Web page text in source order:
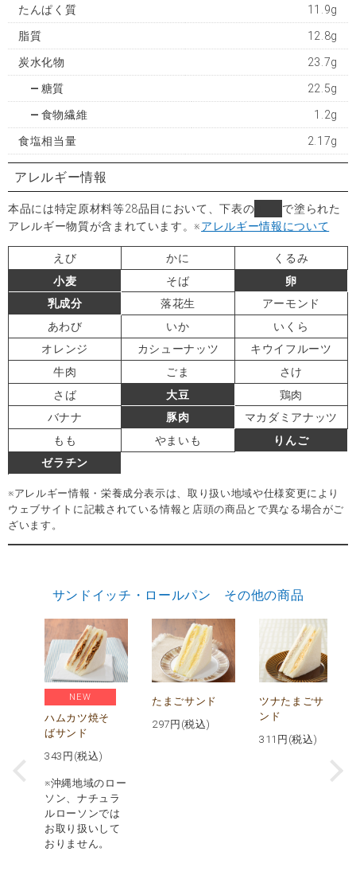
たんぱく質 11.9g
脂質 12.8g
炭水化物 23.7g
糖質 22.5g
食物繊維 1.2g
食塩相当量 2.17g
アレルギー情報
本品には特定原材料等28品目において、下表の
で塗られた
アレルギー物質が含まれています。※アレルギー情報について
えび かに
くるみ
小麦
そば
卵
乳成分
落花生
アーモンド
あわび
いか
いくら
オレンジ
カシューナッツ
キウイフルーツ
牛肉
ごま
さけ
さば
大豆
鶏肉
バナナ
豚肉
マカダミアナッツ
もも
やまいも
りんご
ゼラチン
※アレルギー情報・栄養成分表示は、取り扱い地域や仕様変更により
ウェブサイトに記載されている情報と店頭の商品とで異なる場合がご
ざいます。
サンドイッチ・ロールパン その他の商品
NEW
ハムカツ焼そ
ばサンド
343 円(税込)
※沖縄地域のロー
ソン、ナチュラ
ルローソンでは
お取り扱いして
おりません。
たまごサンド
297 円(税込)
ツナたまごサ
ンド
311 円(税込)